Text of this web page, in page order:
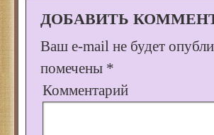
ДОБАВИТЬ
Ваш e-mail не будет
помечены *
Комментарий